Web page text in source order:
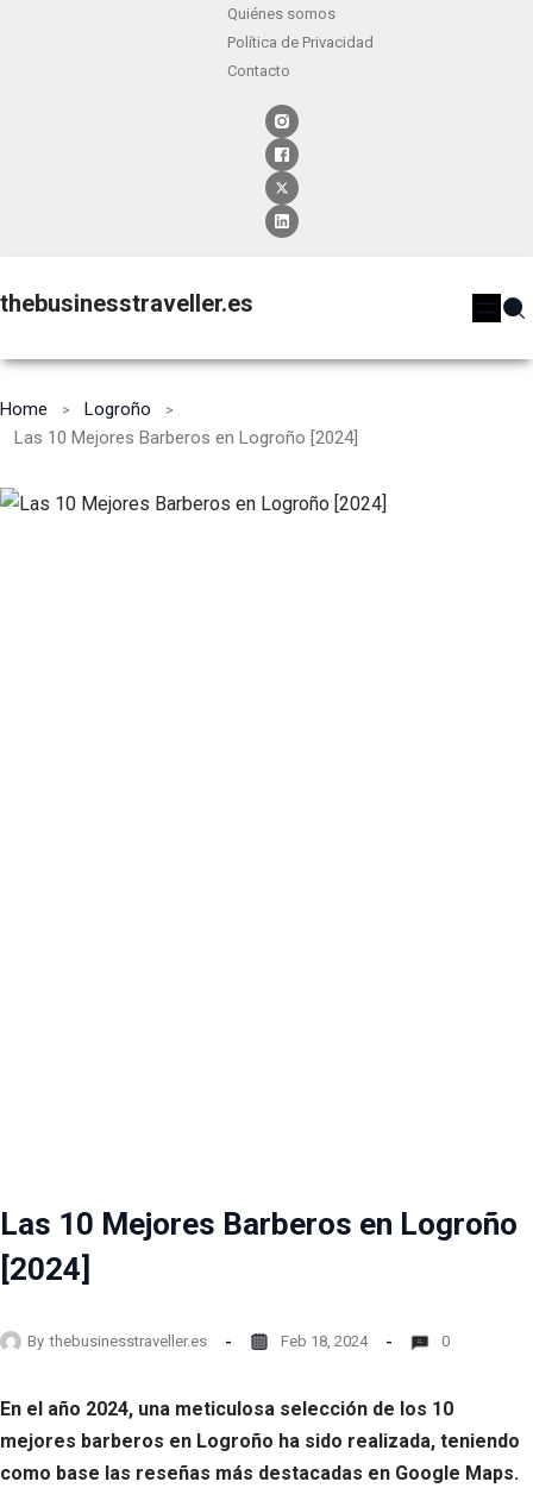
Quiénes somos
Política de Privacidad
Contacto
thebusinesstraveller.es
Home
Logroño
Las 10 Mejores Barberos en Logroño [2024]
Las 10 Mejores Barberos en Logroño
[2024]
By thebusinesstraveller.es Feb 18, 2024 0
En el año 2024, una meticulosa selección de los 10
mejores barberos en Logroño ha sido realizada, teniendo
como base las reseñas más destacadas en Google Maps.